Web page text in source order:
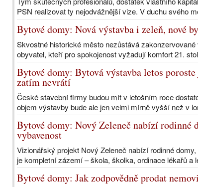
PSN realizovat ty nejodvážnější vize. V duchu svého
Bytové domy: Nová výstavba i zeleň, nové
Skvostné historické město nezůstává
obyvatel, kteří pro spokojenost vyžadují komfort 21.
Bytové domy: Bytová výstavba letos
zatím nevrátí
České stavební firmy budou mít v letošním roce
objem výstavby bude ale jen velmi mírně vyšší než v
Bytové domy: Nový Zeleneč nabízí rodinné
vybavenost
Vizionářský projekt Nový Zeleneč nabízí rodinné
je kompletní zázemí – škola, školka, ordinace lékařů a
Bytové domy: Jak zodpovědně prodat